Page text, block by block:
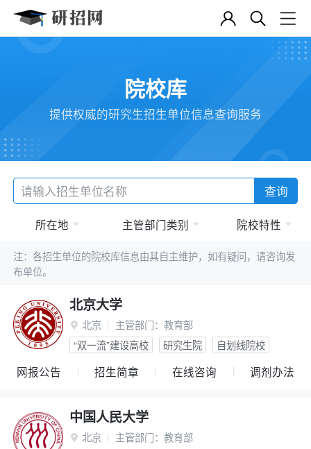
院校库
提供权威的研究生招生单位信息查询服务
查询
所在地 主管部门类别 院校特性
注：各招生单位的院校库信息由其自主维护，如有疑问，请咨询发
布单位。
北京大学
 北京 主管部门： 教育部
“双一流”建设高校
研究生院 自划线院校
网报公告 招生简章 在线咨询 调剂办法
中国人民大学
 北京 主管部门： 教育部